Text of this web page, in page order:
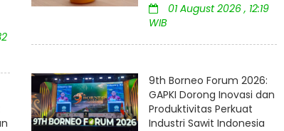
01 August 2026 , 12:19
WIB
9th Borneo Forum 2026:
GAPKI Dorong Inovasi dan
Produktivitas Perkuat
Industri Sawit Indonesia